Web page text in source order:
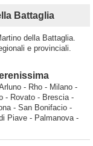
Battaglia
della Battaglia.
e provinciali.
- Rho - Milano -
- Rovato - Brescia -
- San Bonifacio -
Piave - Palmanova -